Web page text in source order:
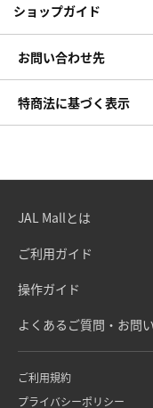
ショップガイド
お問い合わせ先
特商法に基づく表示
JAL Mallとは
ご利用ガイド
操作ガイド
よくあるご質問・お問
ご利用規約
プライバシーポリシー